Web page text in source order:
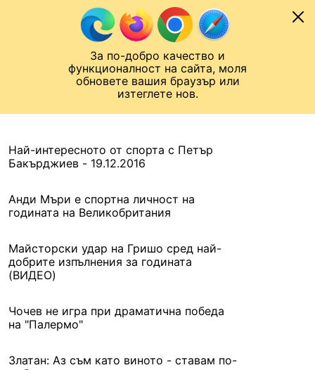
За по-добро качество и
функционалност на сайта, моля
обновете вашия браузър или
изтеглете нов.
Към съдържанието
Лига на Конференциите
Най-интересното от спорта с Петър
Бакърджиев - 19.12.2016
Анди Мъри е спортна личност на
годината на Великобритания
Майсторски удар на Гришо сред най-
добрите изпълнения за годината
(ВИДЕО)
Чочев не игра при драматична победа
на "Палермо"
Златан: Аз съм като виното - ставам по-